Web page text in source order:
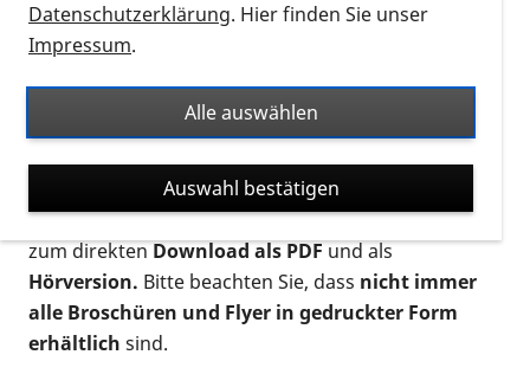
Auf dieser Seite finden Sie sämtliches Infomaterial
Ort. Nutzen Sie den Formatfilter, um ausschließlich
nach Flyern und Broschüren, Audios oder Videos zu
suchen. Die meisten Flyer und Broschüren werden in
verschiedenen Formaten angeboten: zur
postalischen Bestellung als gedruckte Variante
zum direktenDownload als PDFund als
Hörversion. Bitte beachten Sie, dass nicht immer
alle Broschüren und Flyer in gedruckter Form
erhältlich sind.
Datenschutzerklärung. Hier finden Sie unser
Impressum.
Alle auswählen
Auswahl bestätigen